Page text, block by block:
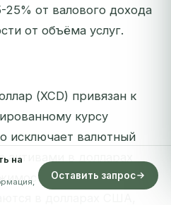
25% от валового дохода
от объёма услуг.
(XCD) привязан к
курсу
исключает валютный
в долларах
как правило,
в долларах США,
на
Оставить запрос